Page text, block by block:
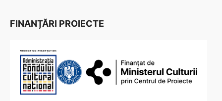
FINANȚĂRI PROIECTE